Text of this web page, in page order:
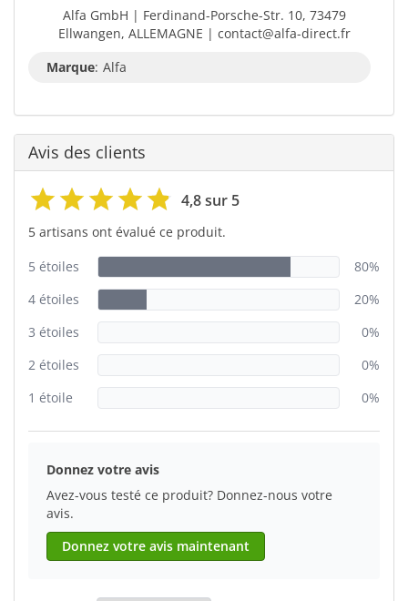
Alfa GmbH | Ferdinand-Porsche-Str. 10, 73479
Ellwangen, ALLEMAGNE | contact@alfa-direct.fr
Marque: Alfa
Avis des clients
4,8 sur 5
5 artisans ont évalué ce produit.
5 étoiles
80%
4 étoiles
20%
3 étoiles
0%
2 étoiles
0%
1 étoile
0%
Donnez votre avis
Avez-vous testé ce produit? Donnez-nous votre
avis.
Donnez votre avis maintenant